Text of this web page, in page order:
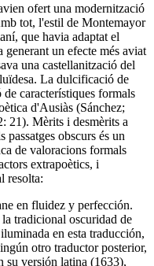
ofert una modernització
tot, l'estil de Montemayor
que havia adaptat el
generant un efecte més aviat
una castellanització del
La dulcificació de
característiques formals
d'Ausiàs (Sánchez;
21). Mèrits i desmèrits a
passatges obscurs és un
de valoracions formals
extrapoètics, i
resolta:
en fluidez y perfección.
tradicional oscuridad de
en esta traducción,
otro traductor posterior,
su versión latina (1633),